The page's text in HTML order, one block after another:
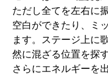
ただし全てを左右に
空白ができたり、ミ
ます。ステージ上に
然に混ざる位置を探
さらにエネルギーを